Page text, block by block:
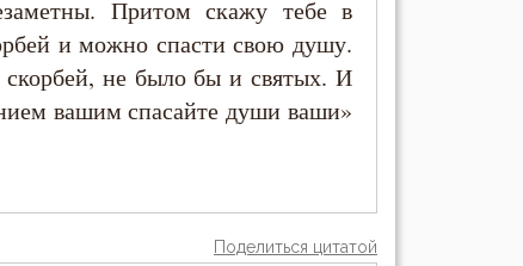
Притом скажу тебе в
и можно спасти свою душу.
не было бы и святых. И
вашим спасайте души ваши»
Поделиться цитатой